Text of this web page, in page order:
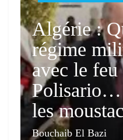
Algérie :
régime
avec le
Polisario…
les
Bouchaib El Bazi